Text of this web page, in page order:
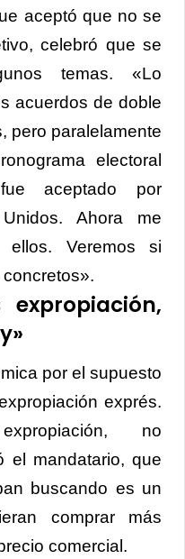
aceptó que no se
celebró que se
temas. «Lo
acuerdos de doble
pero paralelamente
electoral
aceptado por
Ahora me
ellos. Veremos si
expropiación,
por el supuesto
exprés.
no
el mandatario, que
buscando es un
comprar más
comercial.